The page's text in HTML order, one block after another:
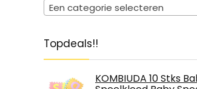
Een categorie selecteren
Topdeals!!
KOMBIUDA 10 Stks